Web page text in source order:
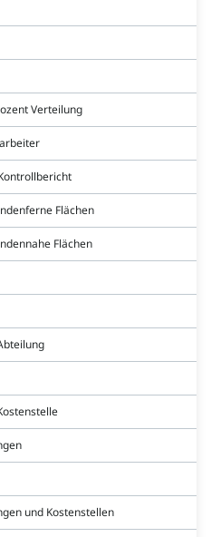
Verteilung
Flächen
Flächen
und Kostenstellen